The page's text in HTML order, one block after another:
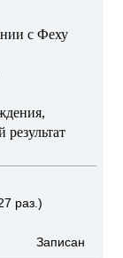
с Феху
результат
раз.)
Записан